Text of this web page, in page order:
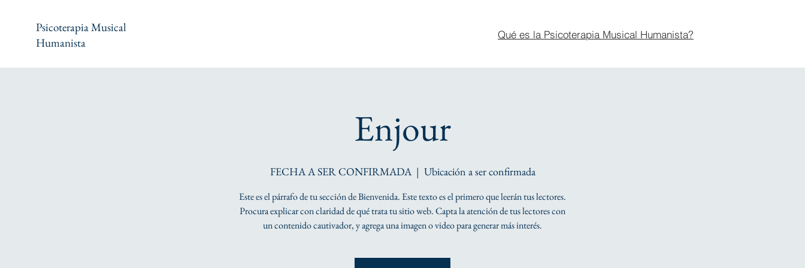
Psicoterapia Musical
Humanista
Qué es la Psicoterapia Musical Humanista?
Enjour
FECHA A SER CONFIRMADA
  |
Ubicación a ser confirmada
Este es el párrafo de tu sección de Bienvenida. Este texto es el primero que leerán tus lectores.
Procura explicar con claridad de qué trata tu sitio web. Capta la atención de tus lectores con
un contenido cautivador, y agrega una imagen o video para generar más interés.